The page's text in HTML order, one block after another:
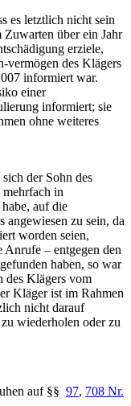
es letztlich nicht sein
Zuwarten über ein Jahr
erziele,
vermögen des Klägers
informiert war.
einer
informiert; sie
ohne weiteres
der Sohn des
in
auf die
angewiesen zu sein, da
worden seien,
Anrufe – entgegen den
haben, so war
des Klägers vom
Kläger ist im Rahmen
nicht darauf
wiederholen oder zu
auf §§ 97, 708 Nr.